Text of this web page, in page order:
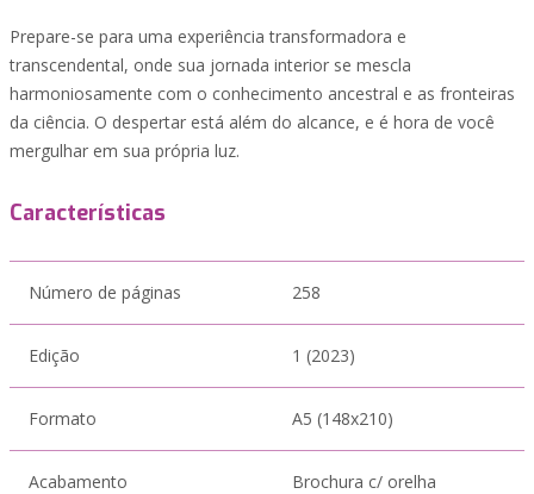
Prepare-se para uma experiência transformadora e
transcendental, onde sua jornada interior se mescla
harmoniosamente com o conhecimento ancestral e as fronteiras
da ciência. O despertar está além do alcance, e é hora de você
mergulhar em sua própria luz.
Características
Número de páginas 258
Edição 1 (2023)
Formato A5 (148x210)
Acabamento Brochura c/ orelha